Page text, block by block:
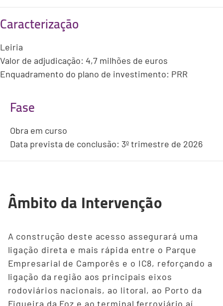
Caracterização
Leiria
Valor de adjudicação: 4,7 milhões de euros
Enquadramento do plano de investimento: PRR
Fase
Obra em curso
Data prevista de conclusão: 3º trimestre de 2026
Âmbito da Intervenção
A construção deste acesso assegurará uma
ligação direta e mais rápida entre o Parque
Empresarial de Camporês e o IC8, reforçando a
ligação da região aos principais eixos
rodoviários nacionais, ao litoral, ao Porto da
Figueira da Foz e ao terminal ferroviário aí